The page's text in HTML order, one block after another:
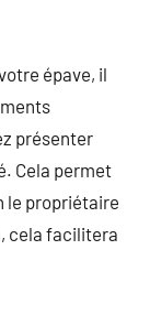
épave, il
présenter
Cela permet
le propriétaire
cela facilitera